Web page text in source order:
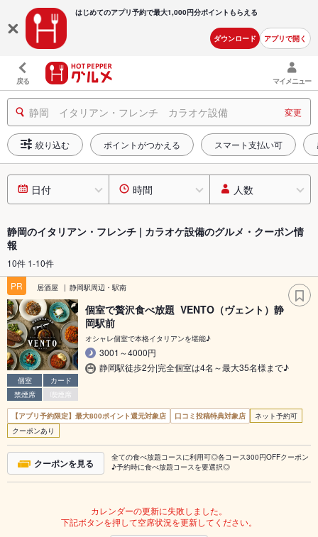
はじめてのアプリ予約で最大1,000円分ポイントもらえる
ダウンロード アプリで開く
戻る マイメニュー
静岡 イタリアン・フレンチ カラオケ設備 変更
絞り込む ポイントがつかえる スマート支払い可
日付 時間 人数
静岡のイタリアン・フレンチ | カラオケ設備のグルメ・クーポン情
報
10件 1-10件
PR
居酒屋 静岡駅周辺・駅南
個室
カード
禁煙席
喫煙席
個室で贅沢食べ放題 VENTO（ヴェント）静
岡駅前
オシャレ個室で本格イタリアンを堪能♪
3001～4000円
静岡駅徒歩2分|完全個室は4名～最大35名様まで♪
【アプリ予約限定】最大800ポイント還元対象店 口コミ投稿特典対象店
ネット予約可
クーポンあり
クーポンを見る
全ての食べ放題コースに利用可◎各コース300円OFFクーポン
♪予約時に食べ放題コースを要選択◎
カレンダーの更新に失敗しました。
下記ボタンを押して空席状況を更新してください。